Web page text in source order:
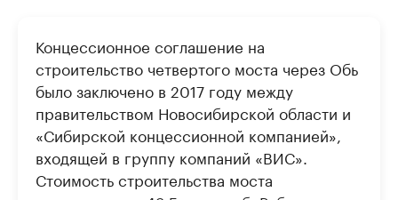
Концессионное соглашение на
строительство четвертого моста через Обь
было заключено в 2017 году между
правительством Новосибирской области и
«Сибирской концессионной компанией»,
входящей в группу компаний «ВИС».
Стоимость строительства моста